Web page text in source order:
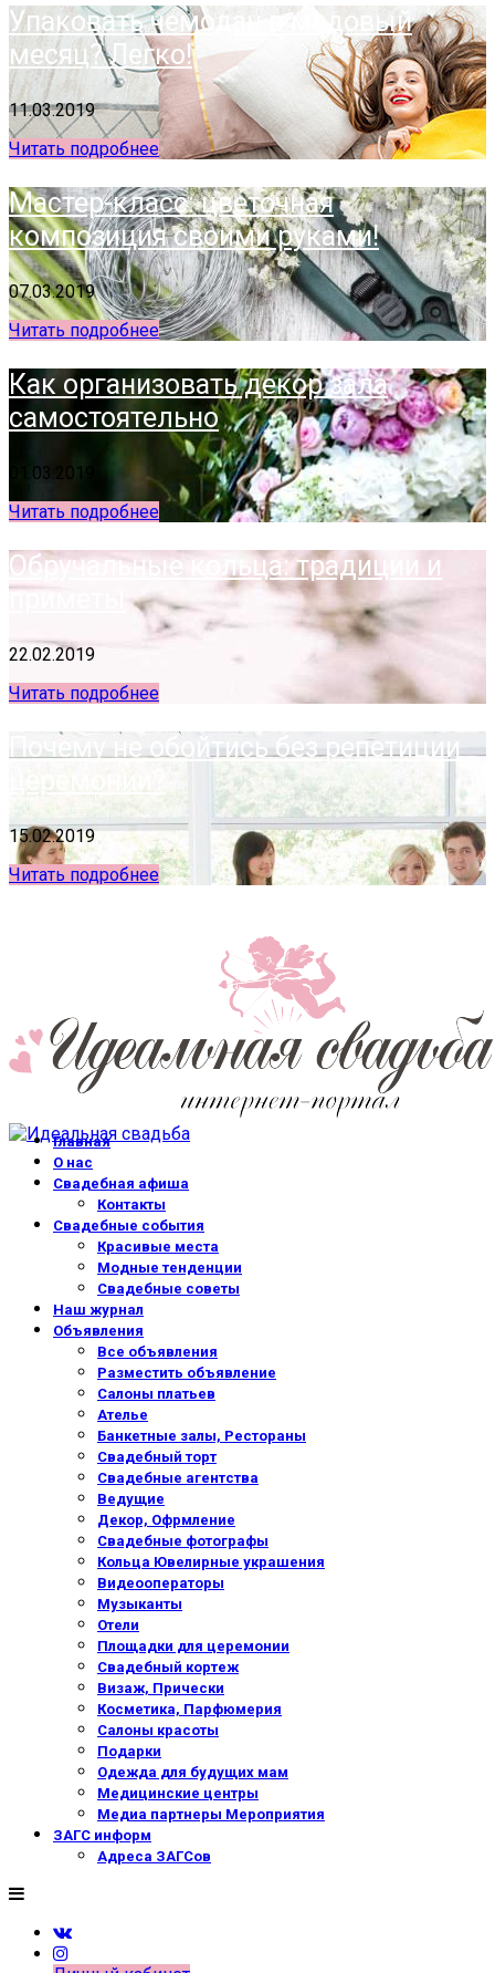
Упаковать чемодан в медовый
месяц? Легко!
11.03.2019
Читать подробнее
Мастер-класс: цветочная
композиция своими руками!
07.03.2019
Читать подробнее
Как организовать декор зала
самостоятельно
01.03.2019
Читать подробнее
Обручальные кольца: традиции и
приметы
22.02.2019
Читать подробнее
Почему не обойтись без репетиции
церемонии?
15.02.2019
Читать подробнее
Главная
О нас
Свадебная афиша
Контакты
Свадебные события
Красивые места
Модные тенденции
Свадебные советы
Наш журнал
Объявления
Все объявления
Разместить объявление
Салоны платьев
Ателье
Банкетные залы, Рестораны
Свадебный торт
Свадебные агентства
Ведущие
Декор, Офрмление
Свадебные фотографы
Кольца Ювелирные украшения
Видеооператоры
Музыканты
Отели
Площадки для церемонии
Свадебный кортеж
Визаж, Прически
Косметика, Парфюмерия
Салоны красоты
Подарки
Одежда для будущих мам
Медицинские центры
Медиа партнеры Мероприятия
ЗАГС информ
Адреса ЗАГСов